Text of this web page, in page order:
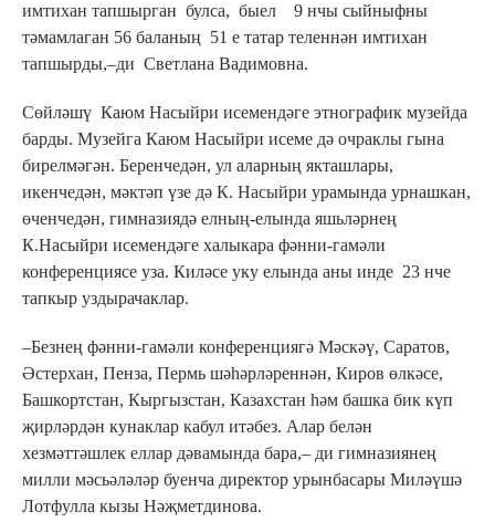
имтихан тапшырган булса, быел 9 нчы сыйныфны
тәмамлаган 56 баланың 51 е татар теленнән имтихан
тапшырды,–ди Светлана Вадимовна.
Сөйләшү Каюм Насыйри исемендәге этнографик музейда
барды. Музейга Каюм Насыйри исеме дә очраклы гына
бирелмәгән. Беренчедән, ул аларның якташлары,
икенчедән, мәктәп үзе дә К. Насыйри урамында урнашкан,
өченчедән, гимназиядә елның-елында яшьләрнең
К.Насыйри исемендәге халыкара фәнни-гамәли
конференциясе уза. Киләсе уку елында аны инде 23 нче
тапкыр уздырачаклар.
–Безнең фәнни-гамәли конференциягә Мәскәү, Саратов,
Әстерхан, Пенза, Пермь шәһәрләреннән, Киров өлкәсе,
Башкортстан, Кыргызстан, Казахстан һәм башка бик күп
җирләрдән кунаклар кабул итәбез. Алар белән
хезмәттәшлек еллар дәвамында бара,– ди гимназиянең
милли мәсьәләләр буенча директор урынбасары Миләүшә
Лотфулла кызы Нәҗметдинова.